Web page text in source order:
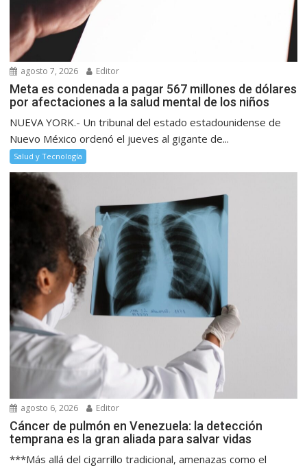
agosto 7, 2026 Editor
Meta es condenada a pagar 567 millones de dólares
por afectaciones a la salud mental de los niños
NUEVA YORK.- Un tribunal del estado estadounidense de
Nuevo México ordenó el jueves al gigante de...
Salud y Tecnología
agosto 6, 2026 Editor
Cáncer de pulmón en Venezuela: la detección
temprana es la gran aliada para salvar vidas
***Más allá del cigarrillo tradicional, amenazas como el